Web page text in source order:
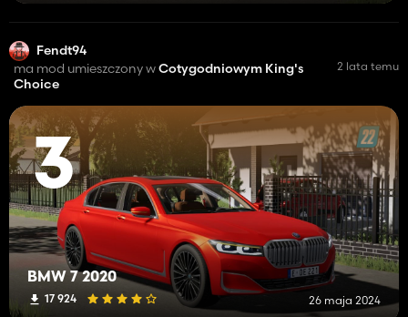
Fendt94
ma mod umieszczony wCotygodniowym King's
Choice
2 lata temu
3
BMW 7 2020
17 924 26 maja 2024